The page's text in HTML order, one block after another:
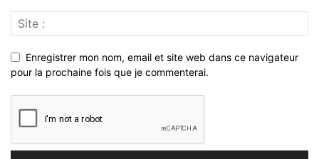
Enregistrer mon nom, email et site web dans ce navigateur
pour la prochaine fois que je commenterai.